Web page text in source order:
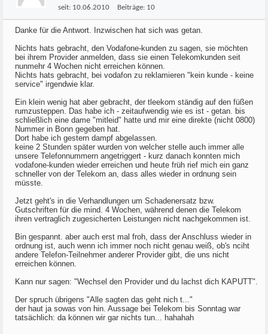
seit: 10.06.2010 Beiträge: 10
Danke für die Antwort. Inzwischen hat sich was getan.
Nichts hats gebracht, den Vodafone-kunden zu sagen, sie möchten
bei ihrem Provider anmelden, dass sie einen Telekomkunden seit
nunmehr 4 Wochen nicht erreichen können.
Nichts hats gebracht, bei vodafon zu reklamieren "kein kunde - keine
service" irgendwie klar.
Ein klein wenig hat aber gebracht, der tleekom ständig auf den füßen
rumzusteppen. Das habe ich - zeitaufwendig wie es ist - getan. bis
schließlich eine dame "mitleid" hatte und mir eine direkte (nicht 0800)
Nummer in Bonn gegeben hat.
Dort habe ich gestern dampf abgelassen.
keine 2 Stunden später wurden von welcher stelle auch immer alle
unsere Telefonnummern angetriggert - kurz danach konnten mich
vodafone-kunden wieder erreichen und heute früh rief mich ein ganz
schneller von der Telekom an, dass alles wieder in ordnung sein
müsste.
Jetzt geht's in die Verhandlungen um Schadenersatz bzw.
Gutschriften für die mind. 4 Wochen, während denen die Telekom
ihren vertraglich zugesicherten Leistungen nicht nachgekommen ist.
Bin gespannt. aber auch erst mal froh, dass der Anschluss wieder in
ordnung ist, auch wenn ich immer noch nicht genau weiß, ob's nciht
andere Telefon-Teilnehmer anderer Provider gibt, die uns nicht
erreichen können.
Kann nur sagen: "Wechsel den Provider und du lachst dich KAPUTT".
Der spruch übrigens "Alle sagten das geht nich t..."
der haut ja sowas von hin. Aussage bei Telekom bis Sonntag war
tatsächlich: da können wir gar nichts tun... hahahah